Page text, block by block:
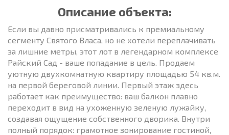
Описание объекта:
Если вы давно присматривались к премиальному
сегменту Святого Власа, но не хотели переплачивать
за лишние метры, этот лот в легендарном комплексе
Райский Сад - ваше попадание в цель. Продаем
уютную двухкомнатную квартиру площадью 54 кв.м.
на первой береговой линии. Первый этаж здесь
работает как преимущество: ваш балкон плавно
переходит в вид на ухоженную зеленую лужайку,
создавая ощущение собственного дворика. Внутри
полный порядок: грамотное зонирование гостиной,